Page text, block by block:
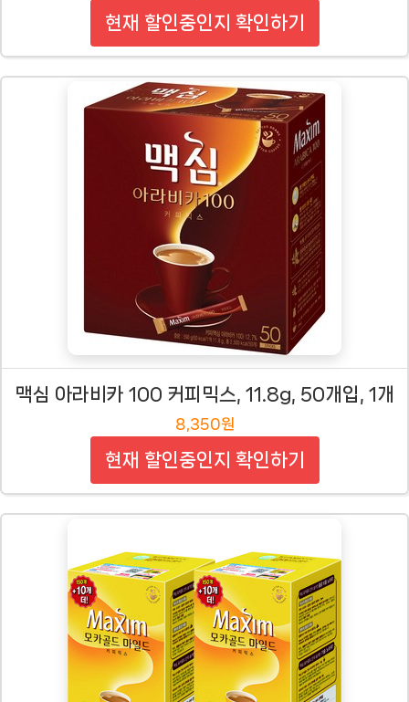
현재 할인중인지 확인하기
맥심 아라비카 100 커피믹스, 11.8g, 50개입, 1개
8,350원
현재 할인중인지 확인하기